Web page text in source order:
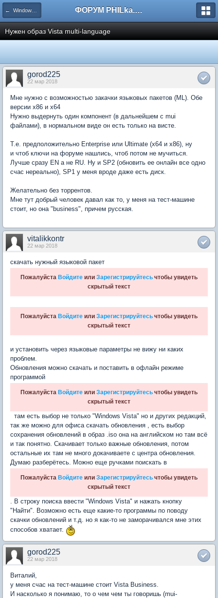
← Windows Vista ФОРУМ PHILka.RU
Нужен образ Vista multi-language
gorod225
22 мар 2018
Мне нужно с возможностью закачки языковых пакетов (ML). Обе
версии x86 и x64
Нужно выдернуть один компонент (в дальнейшем с mui
файлами), в нормальном виде он есть только на висте.
Т.е. предположительно Enterprise или Ultimate (x64 и x86), ну
и чтоб ключи на форуме нашлись, чтоб потом не мучиться.
Лучше сразу EN а не RU. Ну и SP2 (обновить ее онлайн все одно
счас нереально), SP1 у меня вроде даже есть диск.
Желательно без торрентов.
Мне тут добрый человек давал как то, у меня на тест-машине
стоит, но она "business", причем русская.
vitalikkontr
22 мар 2018
скачать нужный языковой пакет
Пожалуйста Войдите или Зарегистрируйтесь чтобы увидеть
скрытый текст
Пожалуйста Войдите или Зарегистрируйтесь чтобы увидеть
скрытый текст
и установить через языковые параметры не вижу ни каких
проблем.
Обновления можно скачать и поставить в офлайн режиме
программой
Пожалуйста Войдите или Зарегистрируйтесь чтобы увидеть
скрытый текст
там есть выбор не только "Windows Vista" но и других редакций,
так же можно для офиса скачать обновления , есть выбор
сохранения обновлений в образ .iso она на английском но там всё
и так понятно. Скачивает только важные обновления, потом
остальные их там не много докачиваете с центра обновления.
Думаю разберётесь. Можно еще ручками поискать в
Пожалуйста Войдите или Зарегистрируйтесь чтобы увидеть
скрытый текст
. В строку поиска ввести "Windows Vista" и нажать кнопку
"Найти". Возможно есть еще какие-то программы по поводу
скачки обновлений и т.д. но я как-то не заморачивался мне этих
способов хватает.
gorod225
22 мар 2018
Виталий,
у меня счас на тест-машине стоит Vista Business.
И насколько я понимаю, то о чем чем ты говоришь (mui-